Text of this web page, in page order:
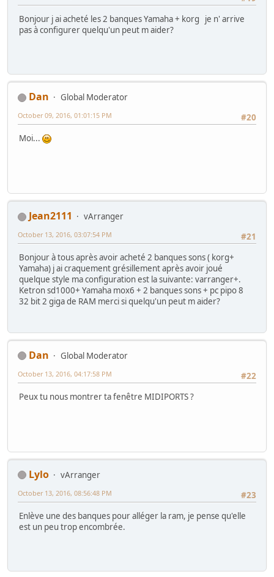
Bonjour j ai acheté les 2 banques Yamaha + korg je n' arrive
pas à configurer quelqu'un peut m aider?
Dan
Global Moderator
#20
October 09, 2016, 01:01:15 PM
Moi...
Jean2111
vArranger
#21
October 13, 2016, 03:07:54 PM
Bonjour à tous après avoir acheté 2 banques sons ( korg+
Yamaha) j ai craquement grésillement après avoir joué
quelque style ma configuration est la suivante: varranger+.
Ketron sd1000+ Yamaha mox6 + 2 banques sons + pc pipo 8
32 bit 2 giga de RAM merci si quelqu'un peut m aider?
Dan
Global Moderator
#22
October 13, 2016, 04:17:58 PM
Peux tu nous montrer ta fenêtre MIDIPORTS ?
Lylo
vArranger
#23
October 13, 2016, 08:56:48 PM
Enlève une des banques pour alléger la ram, je pense qu'elle
est un peu trop encombrée.